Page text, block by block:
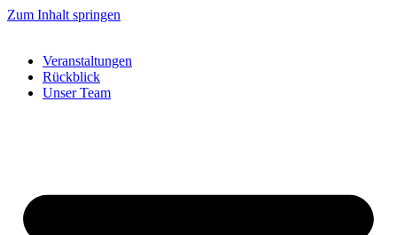
Zum Inhalt springen
Veranstaltungen
Rückblick
Unser Team